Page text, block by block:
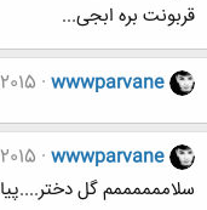
قربونت بره ابجی...
wwwparvane
wwwparvane
سلاممممممم گل